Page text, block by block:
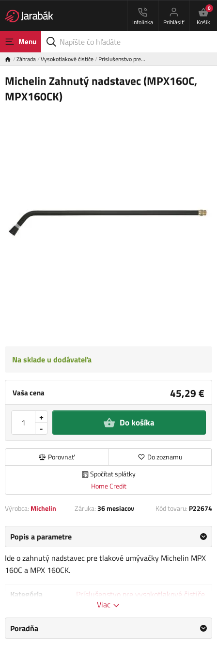
Infolinka Prihlásiť
0
Košík
Menu
Záhrada Vysokotlakové čističe Príslušenstvo pre…
Michelin Zahnutý nadstavec (MPX160C,
MPX160CK)
Vaša cena 45,29 €
-
+ Do košíka
Porovnať
Do zoznamu
Spočítat splátky
Home Credit
Na sklade u dodávateľa
Výrobca: Michelin Záruka:36 mesiacov Kód tovaru: P22674
Popis a parametre
Ide o zahnutý nadstavec pre tlakové umývačky Michelin MPX
160C a MPX 160CK.
Kategória
Príslušenstvo pre vysokotlakové čističe
Výrobca
Michelin/Informace o výrobci
Rozmery balenia
Viac
Poradňa